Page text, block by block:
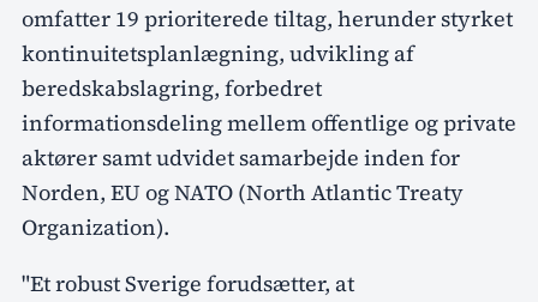
omfatter 19 prioriterede tiltag, herunder styrket
kontinuitetsplanlægning, udvikling af
beredskabslagring, forbedret
informationsdeling mellem offentlige og private
aktører samt udvidet samarbejde inden for
Norden, EU og NATO (North Atlantic Treaty
Organization).
"Et robust Sverige forudsætter, at